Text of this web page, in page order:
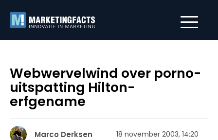
Webwervelwind over porno-
uitspatting Hilton-
erfgename
Marco Derksen 18 november 2003, 14:20